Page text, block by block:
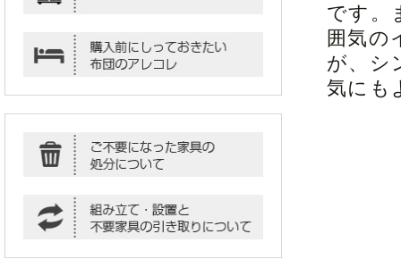
です。
囲気の
が、シ
気にも